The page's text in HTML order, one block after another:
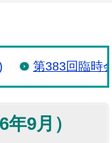
第383回臨時
9月）